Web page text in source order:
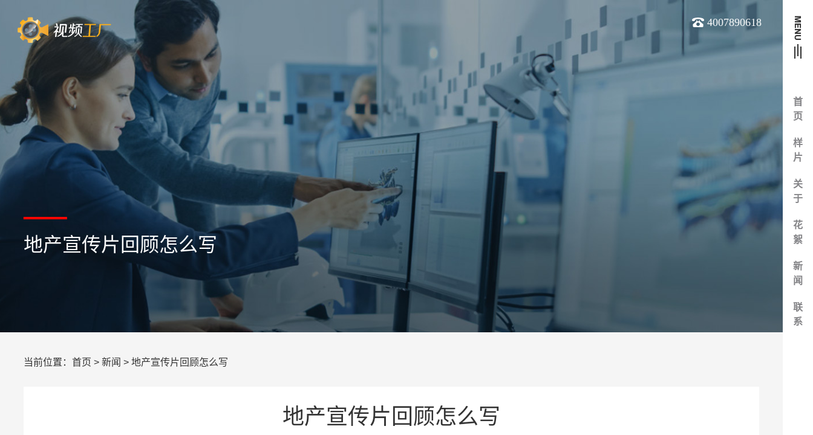
首
页
样
片
关
于
花
絮
新
闻
联
系
4007890618
地产宣传片回顾怎么写
当前位置： 首页 > 新闻 > 地产宣传片回顾怎么写
地产宣传片回顾怎么写